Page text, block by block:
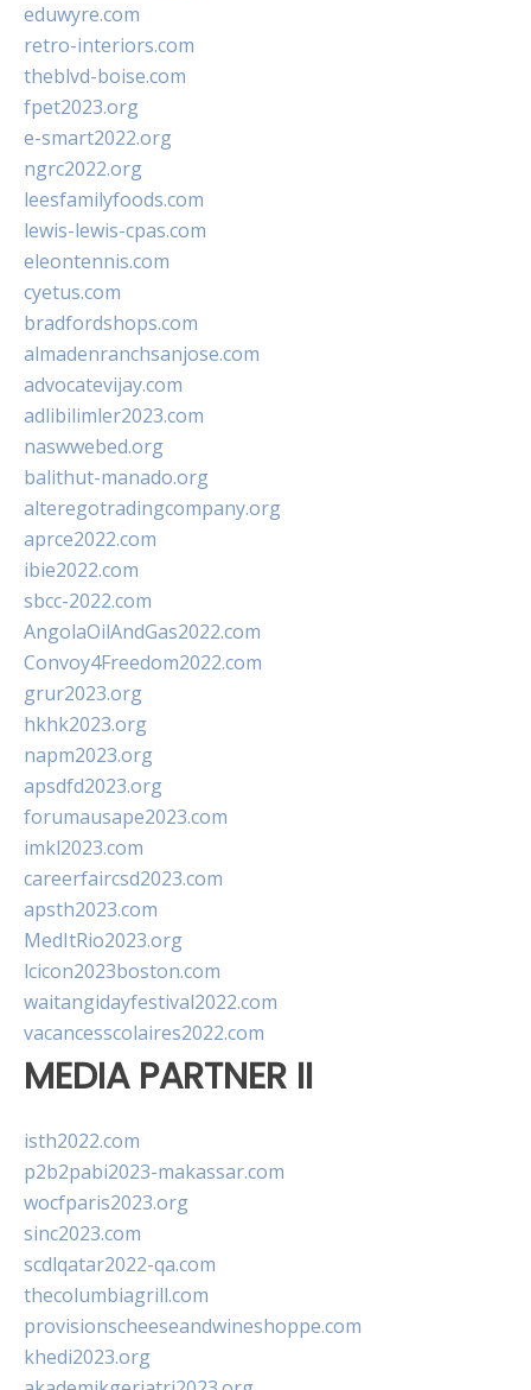
eduwyre.com
retro-interiors.com
theblvd-boise.com
fpet2023.org
e-smart2022.org
ngrc2022.org
leesfamilyfoods.com
lewis-lewis-cpas.com
eleontennis.com
cyetus.com
bradfordshops.com
almadenranchsanjose.com
advocatevijay.com
adlibilimler2023.com
naswwebed.org
balithut-manado.org
alteregotradingcompany.org
aprce2022.com
ibie2022.com
sbcc-2022.com
AngolaOilAndGas2022.com
Convoy4Freedom2022.com
grur2023.org
hkhk2023.org
napm2023.org
apsdfd2023.org
forumausape2023.com
imkl2023.com
careerfaircsd2023.com
apsth2023.com
MedItRio2023.org
lcicon2023boston.com
waitangidayfestival2022.com
vacancesscolaires2022.com
MEDIA PARTNER II
isth2022.com
p2b2pabi2023-makassar.com
wocfparis2023.org
sinc2023.com
scdlqatar2022-qa.com
thecolumbiagrill.com
provisionscheeseandwineshoppe.com
khedi2023.org